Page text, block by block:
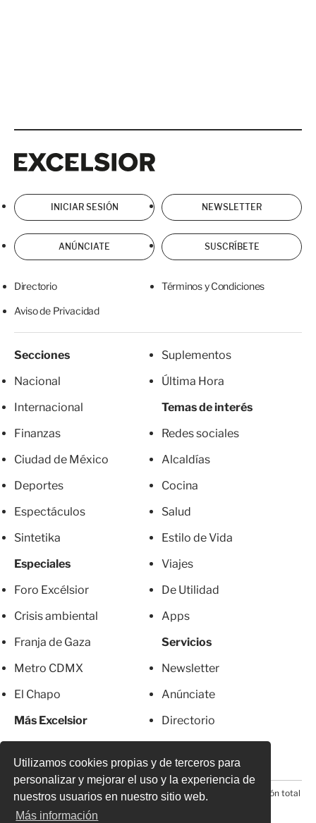
Utilizamos cookies propias y de terceros para
personalizar y mejorar el uso y la experiencia de
nuestros usuarios en nuestro sitio web.
Más información
INICIAR SESIÓN NEWSLETTER
ANÚNCIATE SUSCRÍBETE
Directorio Términos y Condiciones
Aviso de Privacidad
Secciones
Nacional
Internacional
Finanzas
Ciudad de México
Deportes
Espectáculos
Sintetika
Especiales
Foro Excélsior
Crisis ambiental
Franja de Gaza
Metro CDMX
El Chapo
Más Excelsior
Suplementos
Última Hora
Temas de interés
Redes sociales
Alcaldías
Cocina
Salud
Estilo de Vida
Viajes
De Utilidad
Apps
Servicios
Newsletter
Anúnciate
Directorio
© 2026 Todos los derechos reservados. Prohibida la reproducción total
o parcial, incluyendo cualquier medio electrónico*